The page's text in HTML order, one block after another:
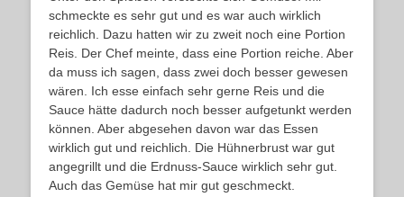
schmeckte es sehr gut und es war auch wirklich
reichlich. Dazu hatten wir zu zweit noch eine Portion
Reis. Der Chef meinte, dass eine Portion reiche. Aber
da muss ich sagen, dass zwei doch besser gewesen
wären. Ich esse einfach sehr gerne Reis und die
Sauce hätte dadurch noch besser aufgetunkt werden
können. Aber abgesehen davon war das Essen
wirklich gut und reichlich. Die Hühnerbrust war gut
angegrillt und die Erdnuss-Sauce wirklich sehr gut.
Auch das Gemüse hat mir gut geschmeckt.